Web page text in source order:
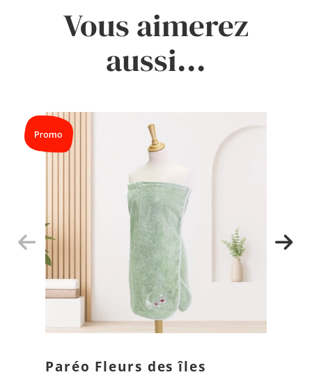
Vous aimerez
aussi...
Paréo Fleurs des îles